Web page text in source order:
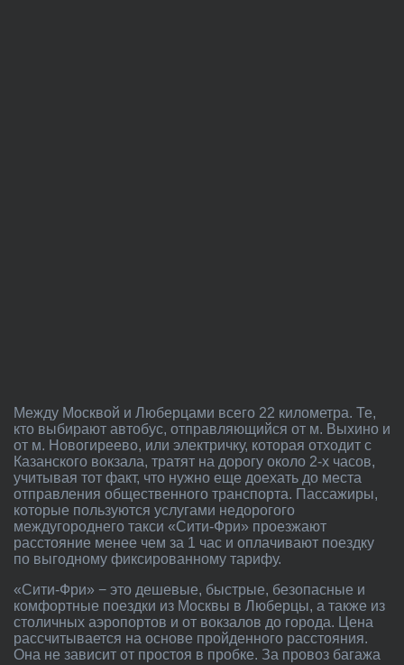
Между Москвой и Люберцами всего 22 километра. Те,
кто выбирают автобус, отправляющийся от м. Выхино и
от м. Новогиреево, или электричку, которая отходит с
Казанского вокзала, тратят на дорогу около 2-х часов,
учитывая тот факт, что нужно еще доехать до места
отправления общественного транспорта. Пассажиры,
которые пользуются услугами недорогого
междугороднего такси «Сити-Фри» проезжают
расстояние менее чем за 1 час и оплачивают поездку
по выгодному фиксированному тарифу.
«Сити-Фри» − это дешевые, быстрые, безопасные и
комфортные поездки из Москвы в Люберцы, а также из
столичных аэропортов и от вокзалов до города. Цена
рассчитывается на основе пройденного расстояния.
Она не зависит от простоя в пробке. За провоз багажа